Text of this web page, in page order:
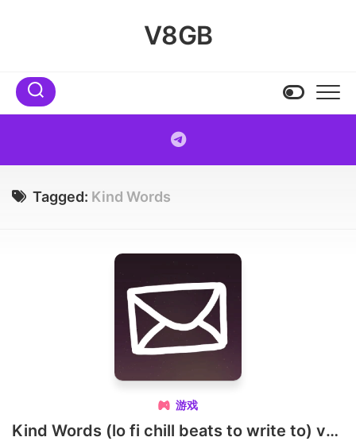
V8GB
Tagged: Kind Words
 游戏
Kind Words (lo fi chill beats to write to) v11.09.2023 Mac一款给真实的人写好信的游戏